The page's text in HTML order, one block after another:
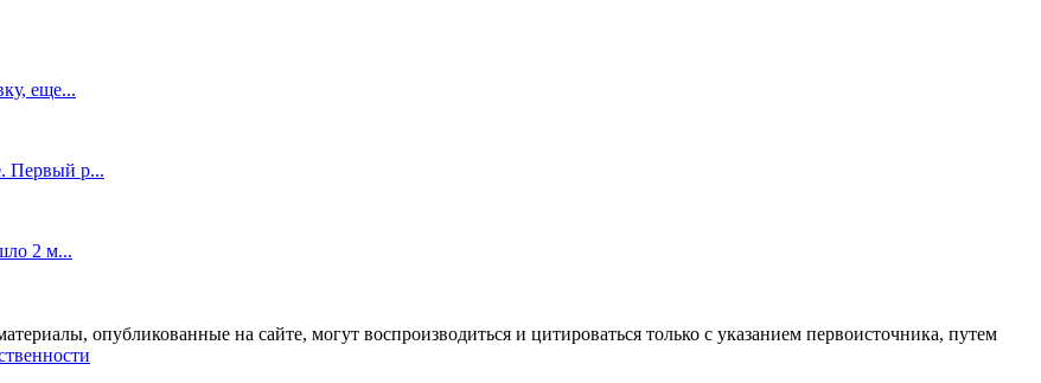
еще...
Первый р...
2 м...
опубликованные на сайте, могут воспроизводиться и цитироваться только с указанием первоисточника, путем